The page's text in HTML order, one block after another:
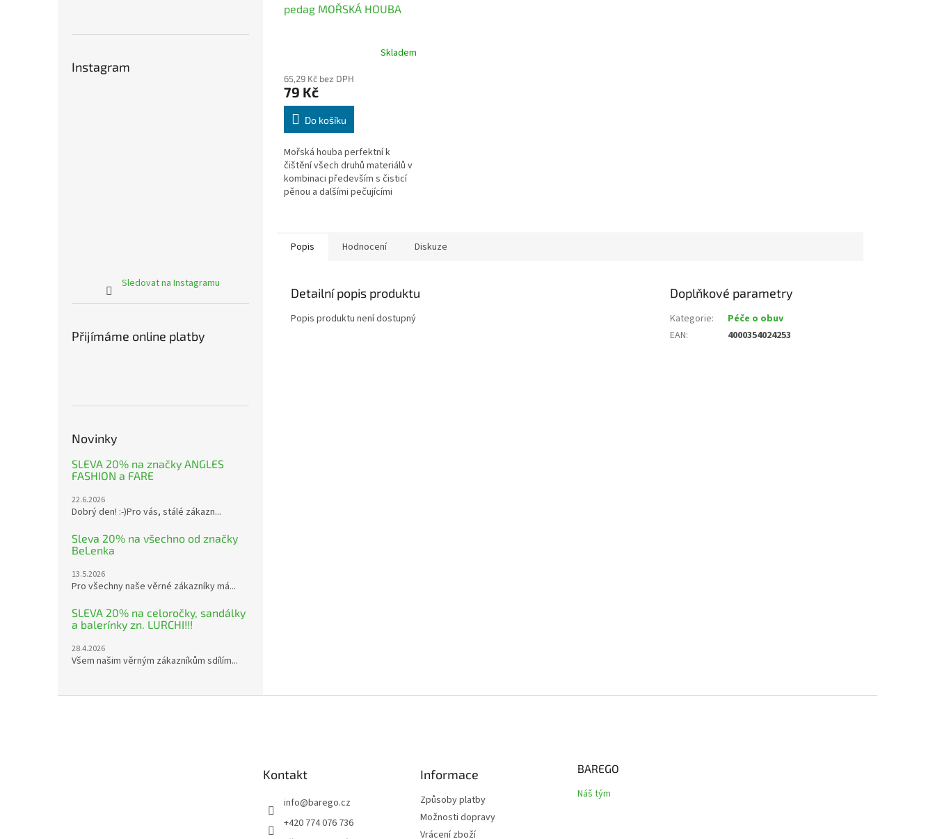
Instagram
Sledovat na Instagramu
Přijímáme online platby
Novinky
SLEVA 20% na značky ANGLES
FASHION a FARE
22.6.2026
Dobrý den! :-)Pro vás, stálé zákazn...
Sleva 20% na všechno od značky
BeLenka
13.5.2026
Pro všechny naše věrné zákazníky má...
SLEVA 20% na celoročky, sandálky
a balerínky zn. LURCHI!!!
28.4.2026
Všem našim věrným zákazníkům sdílím...
pedag MOŘSKÁ HOUBA
Skladem
65,29 Kč bez DPH
79 Kč
Do košíku
Mořská houba perfektní k
čištění všech druhů materiálů v
kombinaci především s čisticí
pěnou a dalšími pečujícími
Popis Hodnocení Diskuze
Detailní popis produktu
Popis produktu není dostupný
Doplňkové parametry
Kategorie:
Péče o obuv
EAN: 4000354024253
Kontakt
info@barego.cz
+420 774 076 736
Informace
Způsoby platby
Možnosti dopravy
Vrácení zboží
BAREGO
Náš tým